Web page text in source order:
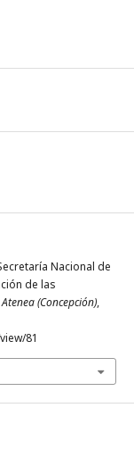
Nacional de
de las
Atenea (Concepción),
81